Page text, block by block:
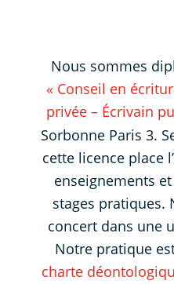
Nous sommes
« Conseil en
privée – Écrivain
Sorbonne Paris 3.
cette licence place
enseignements
stages pratiques.
concert dans une
Notre pratique
charte